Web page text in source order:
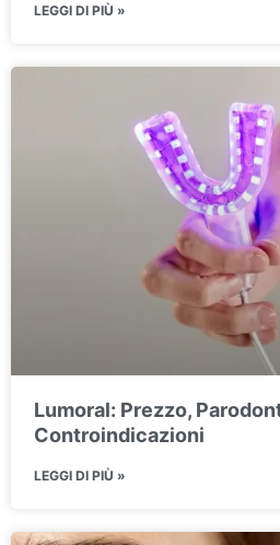
LEGGI DI PIÙ »
Lumoral: Prezzo,
Controindicazioni
LEGGI DI PIÙ »